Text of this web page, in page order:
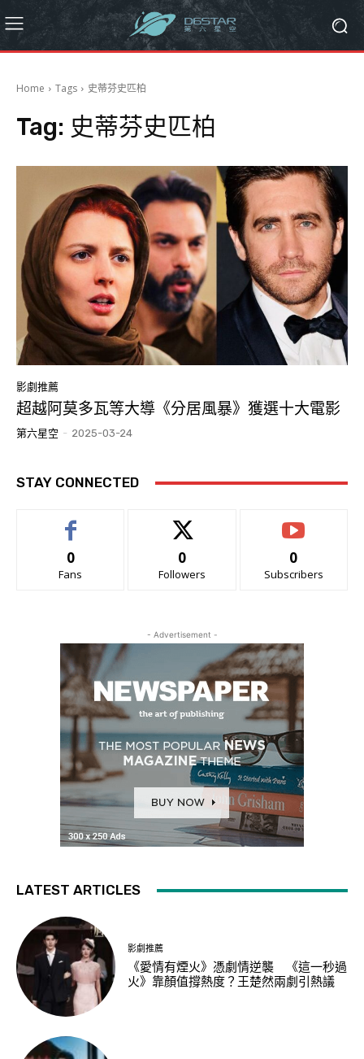
Home Tags 史蒂芬史匹柏
Tag: 史蒂芬史匹柏
影劇推薦
超越阿莫多瓦等大導《分居風暴》獲選十大電影
第六星空 - 2025-03-24
STAY CONNECTED
0
Fans
0
Followers
0
Subscribers
- Advertisement -
LATEST ARTICLES
影劇推薦
《愛情有煙火》憑劇情逆襲 《這一秒過
火》靠顏值撐熱度？王楚然兩劇引熱議